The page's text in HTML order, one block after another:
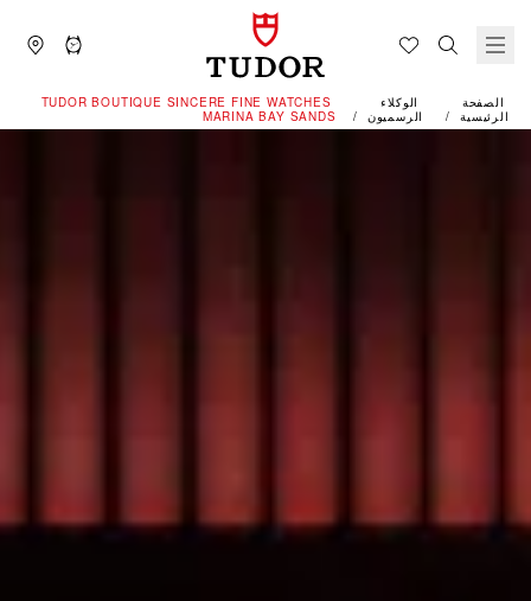
الصفحة
الرئيسية
الوكلاء
الرسميون
‭TUDOR BOUTIQUE SINCERE FINE WATCHES
MARINA BAY SANDS‬